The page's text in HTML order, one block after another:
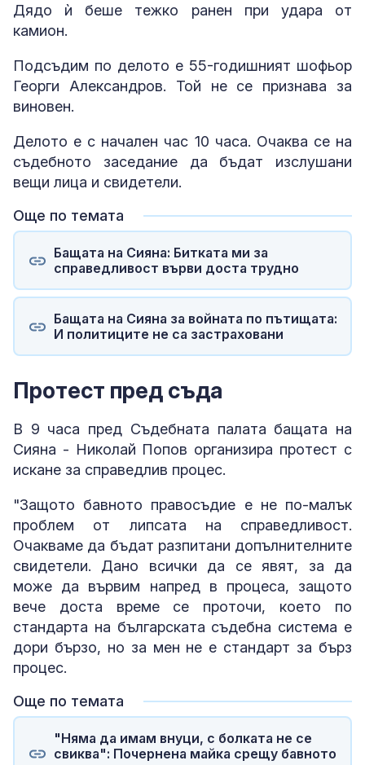
Дядо ѝ беше тежко ранен при удара от
камион.
Подсъдим по делото е 55-годишният шофьор
Георги Александров. Той не се признава за
виновен.
Делото е с начален час 10 часа. Очаква се на
съдебното заседание да бъдат изслушани
вещи лица и свидетели.
Още по темата
Бащата на Сияна: Битката ми за
справедливост върви доста трудно
Бащата на Сияна за войната по пътищата:
И политиците не са застраховани
Протест пред съда
В 9 часа пред Съдебната палата бащата на
Сияна - Николай Попов организира протест с
искане за справедлив процес.
"Защото бавното правосъдие е не по-малък
проблем от липсата на справедливост.
Очакваме да бъдат разпитани допълнителните
свидетели. Дано всички да се явят, за да
може да вървим напред в процеса, защото
вече доста време се проточи, което по
стандарта на българската съдебна система е
дори бързо, но за мен не е стандарт за бърз
процес.
Още по темата
"Няма да имам внуци, с болката не се
свиква": Почернена майка срещу бавното